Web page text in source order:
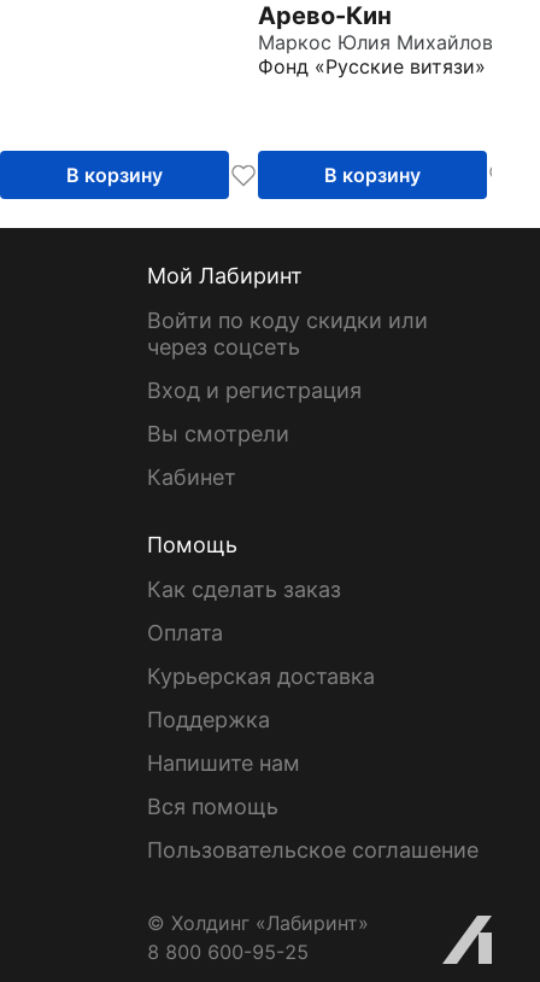
В корзину
Арево-Кин
Маркос Юлия Михайловна
Фонд «Русские витязи»
В корзину
Мой Лабиринт
Войти по коду скидки или
через соцсеть
Вход и регистрация
Вы смотрели
Кабинет
Помощь
Как сделать заказ
Оплата
Курьерская доставка
Поддержка
Напишите нам
Вся помощь
Пользовательское соглашение
© Холдинг «Лабиринт»
8 800 600-95-25